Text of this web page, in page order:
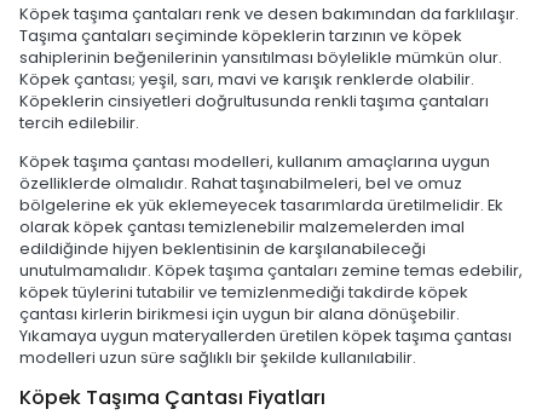
Köpek taşıma çantaları renk ve desen bakımından da farklılaşır.
Taşıma çantaları seçiminde köpeklerin tarzının ve köpek
sahiplerinin beğenilerinin yansıtılması böylelikle mümkün olur.
Köpek çantası; yeşil, sarı, mavi ve karışık renklerde olabilir.
Köpeklerin cinsiyetleri doğrultusunda renkli taşıma çantaları
tercih edilebilir.
Köpek taşıma çantası modelleri, kullanım amaçlarına uygun
özelliklerde olmalıdır. Rahat taşınabilmeleri, bel ve omuz
bölgelerine ek yük eklemeyecek tasarımlarda üretilmelidir. Ek
olarak köpek çantası temizlenebilir malzemelerden imal
edildiğinde hijyen beklentisinin de karşılanabileceği
unutulmamalıdır. Köpek taşıma çantaları zemine temas edebilir,
köpek tüylerini tutabilir ve temizlenmediği takdirde köpek
çantası kirlerin birikmesi için uygun bir alana dönüşebilir.
Yıkamaya uygun materyallerden üretilen köpek taşıma çantası
modelleri uzun süre sağlıklı bir şekilde kullanılabilir.
Köpek Taşıma Çantası Fiyatları